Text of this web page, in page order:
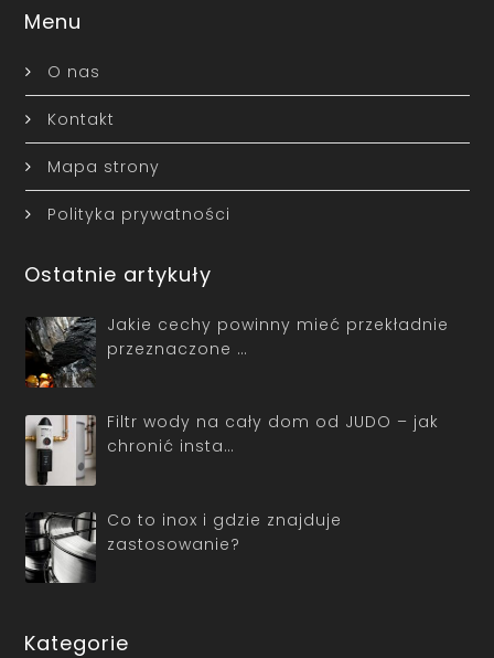
Menu
O nas
Kontakt
Mapa strony
Polityka prywatności
Ostatnie artykuły
Jakie cechy powinny mieć przekładnie
przeznaczone …
Filtr wody na cały dom od JUDO – jak
chronić insta…
Co to inox i gdzie znajduje
zastosowanie?
Kategorie